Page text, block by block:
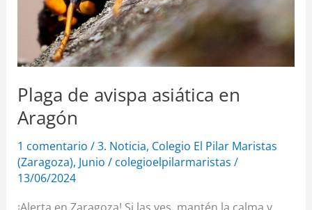
Plaga de avispa asiática en
Aragón
1 comentario /3. Noticia, Colegio El Pilar Maristas
(Zaragoza), Junio / colegioelpilarmaristas /
13/06/2024